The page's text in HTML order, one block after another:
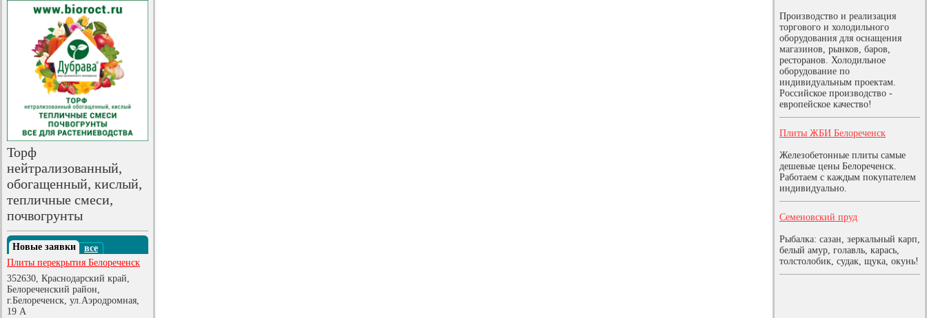
Торф
нейтрализованный,
обогащенный, кислый,
тепличные смеси,
почвогрунты
Новые заявки
все
Плиты перекрытия Белореченск
352630, Краснодарский край,
Белореченский район,
г.Белореченск, ул.Аэродромная,
19 А
Производство и реализация
торгового и холодильного
оборудования для оснащения
магазинов, рынков, баров,
ресторанов. Холодильное
оборудование по
индивидуальным проектам.
Российское производство -
европейское качество!
Плиты ЖБИ Белореченск
Железобетонные плиты самые
дешевые цены Белореченск.
Работаем с каждым покупателем
индивидуально.
Семеновский пруд
Рыбалка: сазан, зеркальный карп,
белый амур, голавль, карась,
толстолобик, судак, щука, окунь!